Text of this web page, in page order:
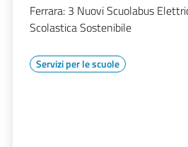
Ferrara: 3 Nuovi Scuolabus
Scolastica Sostenibile
Servizi per le scuole